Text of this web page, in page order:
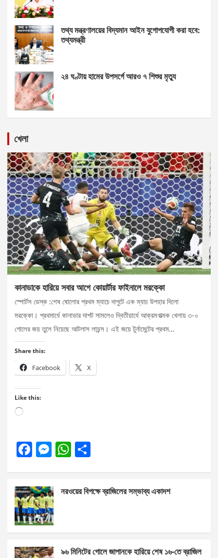
তথ্য মন্ত্রণালয়ের বিদ্যমান আইন যুগোপযোগী করা হবে:
তথ্যমন্ত্রী
২৪ ঘণ্টায় হামের উপসর্গে আরও ৭ শিশুর মৃত্যু
খেলা
কানাডাকে হারিয়ে সবার আগে কোয়ার্টার ফাইনালে মরক্কো
স্পোর্টস ডেস্ক :শেষ ষোলোর প্রথম ম্যাচে দাপুটে এক ম্যাচ উপহার দিলো
মরক্কো। প্রথমার্ধে কানাডার দাপট সামলেও দ্বিতীয়ার্ধে আক্রমণাত্মক খেলায় ৩-০
গোলের জয় তুলে নিয়েছে আটলাস লায়ন্স। এই জয়ে টুর্নামেন্টের প্রথম…
Share this:
Facebook X
Like this:
Loading…
F
b
o
o
k
M
n
g
er
W
s
p
e
নরওয়ের বিপক্ষে ব্রাজিলের সম্ভাব্য একাদশ
৯৬ মিনিটের গোলে জাপানকে হারিয়ে শেষ ১৬-তে ব্রাজিল